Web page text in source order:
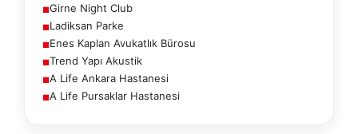
■Girne Night Club
■Ladiksan Parke
■Enes Kaplan Avukatlık Bürosu
■Trend Yapı Akustik
■A Life Ankara Hastanesi
■A Life Pursaklar Hastanesi